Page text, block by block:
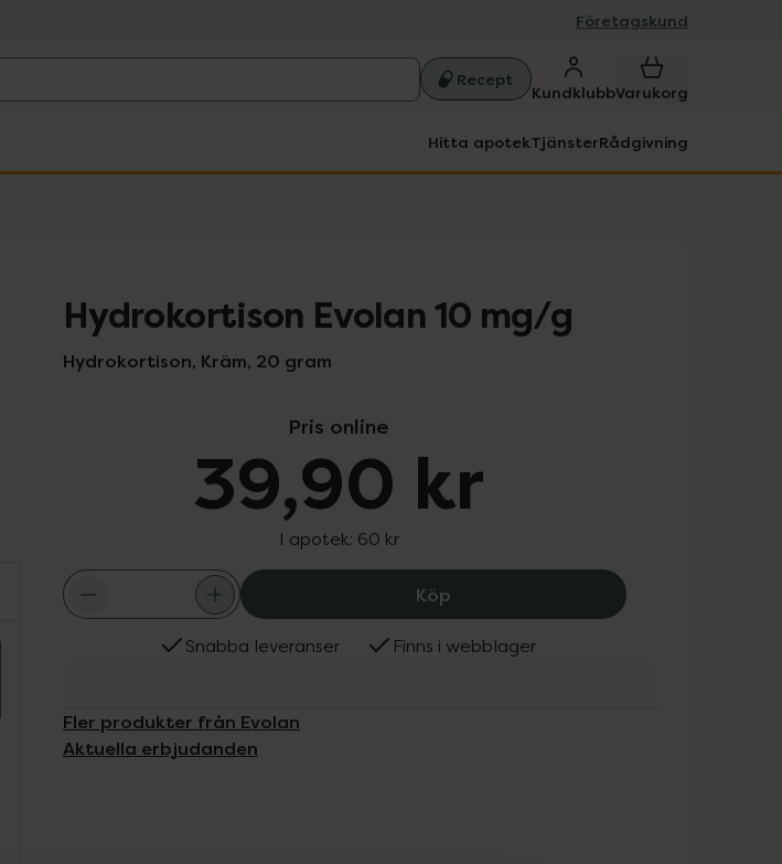
Företagskund
Recept
KundklubbVarukorg
Hitta apotekTjänsterRådgivning
Hydrokortison Evolan 10 mg/g
Hydrokortison, Kräm, 20 gram
Pris online
39,90 kr
I apotek: 60 kr
Köp Hydrokortison Evolan 10 mg/g, 39.9
Snabba leveranser Finns i webblager
Fler produkter från Evolan
Aktuella erbjudanden